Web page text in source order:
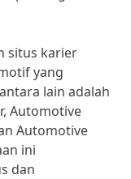
situs karier
yang
lain adalah
Automotive
Automotive
ini
dan